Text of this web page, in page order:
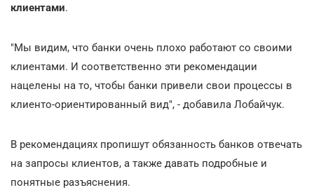
клиентами.
"Мы видим, что банки очень плохо работают со своими
клиентами. И соответственно эти рекомендации
нацелены на то, чтобы банки привели свои процессы в
клиенто-ориентированный вид", - добавила Лобайчук.
В рекомендациях пропишут обязанность банков отвечать
на запросы клиентов, а также давать подробные и
понятные разъяснения.